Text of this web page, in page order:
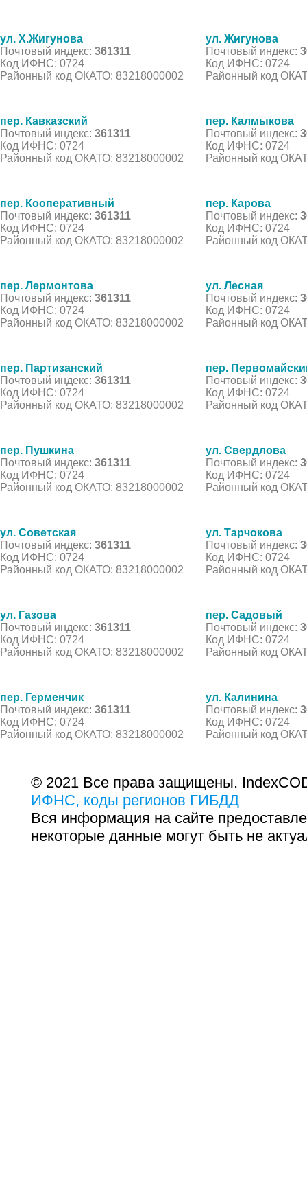
ул. Х.Жигунова
Почтовый индекс: 361311
Код ИФНС: 0724
Районный код ОКАТО: 83218000002
ул. Жигунова
Почтовый индекс:
Код ИФНС: 0724
Районный код
пер. Кавказский
Почтовый индекс: 361311
Код ИФНС: 0724
Районный код ОКАТО: 83218000002
пер. Калмыкова
Почтовый индекс:
Код ИФНС: 0724
Районный код
пер. Кооперативный
Почтовый индекс: 361311
Код ИФНС: 0724
Районный код ОКАТО: 83218000002
пер. Карова
Почтовый индекс:
Код ИФНС: 0724
Районный код
пер. Лермонтова
Почтовый индекс: 361311
Код ИФНС: 0724
Районный код ОКАТО: 83218000002
ул. Лесная
Почтовый индекс:
Код ИФНС: 0724
Районный код
пер. Партизанский
Почтовый индекс: 361311
Код ИФНС: 0724
Районный код ОКАТО: 83218000002
пер.
Почтовый индекс:
Код ИФНС: 0724
Районный код
пер. Пушкина
Почтовый индекс: 361311
Код ИФНС: 0724
Районный код ОКАТО: 83218000002
ул. Свердлова
Почтовый индекс:
Код ИФНС: 0724
Районный код
ул. Советская
Почтовый индекс: 361311
Код ИФНС: 0724
Районный код ОКАТО: 83218000002
ул. Тарчокова
Почтовый индекс:
Код ИФНС: 0724
Районный код
ул. Газова
Почтовый индекс: 361311
Код ИФНС: 0724
Районный код ОКАТО: 83218000002
пер. Садовый
Почтовый индекс:
Код ИФНС: 0724
Районный код
пер. Герменчик
Почтовый индекс: 361311
Код ИФНС: 0724
Районный код ОКАТО: 83218000002
ул. Калинина
Почтовый индекс:
Код ИФНС: 0724
Районный код
© 2021 Все права защищены.
ИФНС, коды регионов ГИБДД
Вся информация на сайте
некоторые данные могут быть не